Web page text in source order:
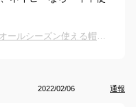
【レディース】お散歩にぴったりでオールシーズン使える帽子のおすすめは？
2022/02/06 通報